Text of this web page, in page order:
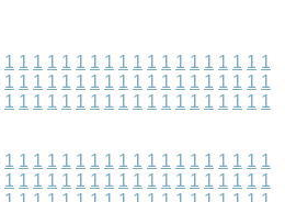
1 1 1 1 1 1 1 1 1 1 1 1 1 1 1 1 1 1 1
1 1 1 1 1 1 1 1 1 1 1 1 1 1 1 1 1 1 1
1 1 1 1 1 1 1 1 1 1 1 1 1 1 1 1 1 1 1
1 1 1 1 1 1 1 1 1 1 1 1 1 1 1 1 1 1 1
1 1 1 1 1 1 1 1 1 1 1 1 1 1 1 1 1 1 1